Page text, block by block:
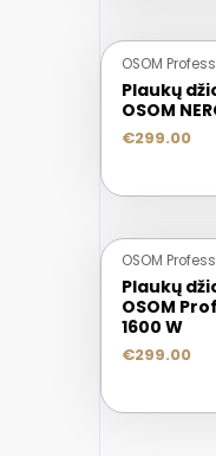
OSOM
Plaukų
OSOM
€299.00
OSOM
Plaukų
OSOM
1600 W
€299.00